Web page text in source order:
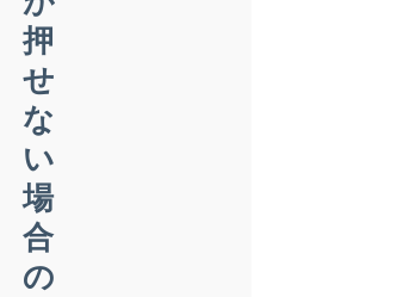
押
せ
な
い
場
合
の